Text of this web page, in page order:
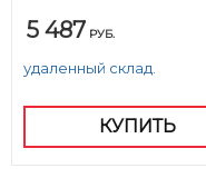
5 487 РУБ.
удаленный склад.
КУПИТЬ